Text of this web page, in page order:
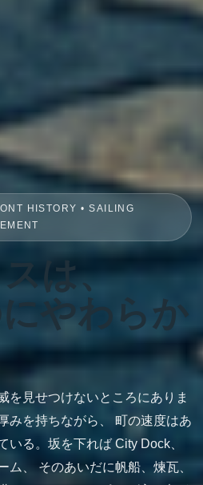
HISTORY • SAILING
は、
やわらか
を見せつけないところにありま
みを持ちながら、 町の速度はあ
いる。坂を下れば City Dock、
ム、 そのあいだに帆船、煉瓦、